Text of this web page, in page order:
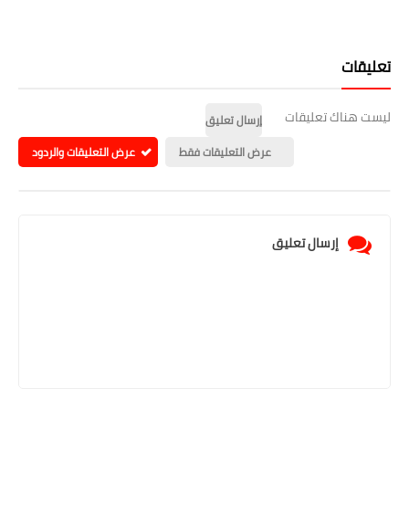
تعليقات
ليست هناك تعليقات
إرسال تعليق
عرض التعليقات فقط
عرض التعليقات والردود
إرسال تعليق